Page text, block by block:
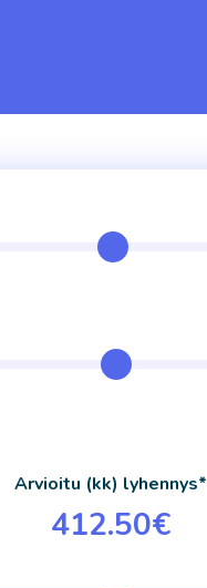
Arvioitu (kk) lyhennys*
412.50€